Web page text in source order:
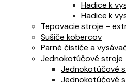
Hadice k
Hadice k
Tepovacie stroje –
Sušiče kobercov
Parné čističe a
Jednokotúčové stroje
Jednokotúčové
Jednokotúčové